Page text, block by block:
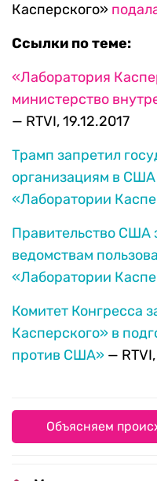
Касперского»
Ссылки по теме:
«Лаборатория
министерство
— RTVI, 19.12.2017
Трамп запретил
организациям в США
«Лаборатории
Правительство США
ведомствам
«Лаборатории
Комитет Конгресса
Касперского» в
против США» —
Объясняем